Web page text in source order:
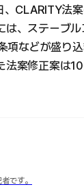
CLARITY法
は、ステーブ
項などが盛り込
案修正案は
です。